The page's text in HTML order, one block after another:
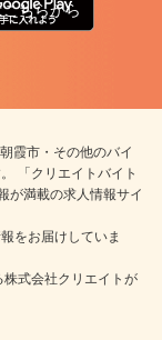
ちらから
霞市・その他のバイ
「クリエイトバイト
が満載の求人情報サイ
をお届けしていま
式会社クリエイトが